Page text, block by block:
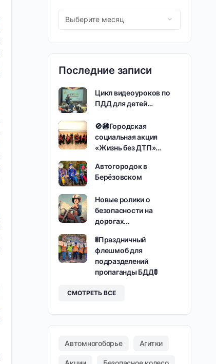
Последние записи
Цикл видеоуроков по
ПДД для детей…
🚫🚳Городская
социальная акция
«Жизнь без ДТП»…
Автогородок в
Берёзовском
Новые ролики о
безопасности на
дорогах…
🚦Праздничный
флешмоб для
подразделений
пропаганды БДД🚦
СМОТРЕТЬ ВСЕ
Автомногоборье Агитки